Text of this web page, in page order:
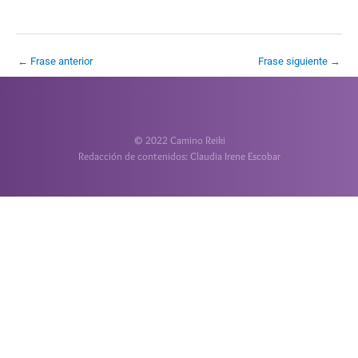
← Frase anterior Frase siguiente →
© 2022 Camino Reiki
Redacción de contenidos: Claudia Irene Escobar